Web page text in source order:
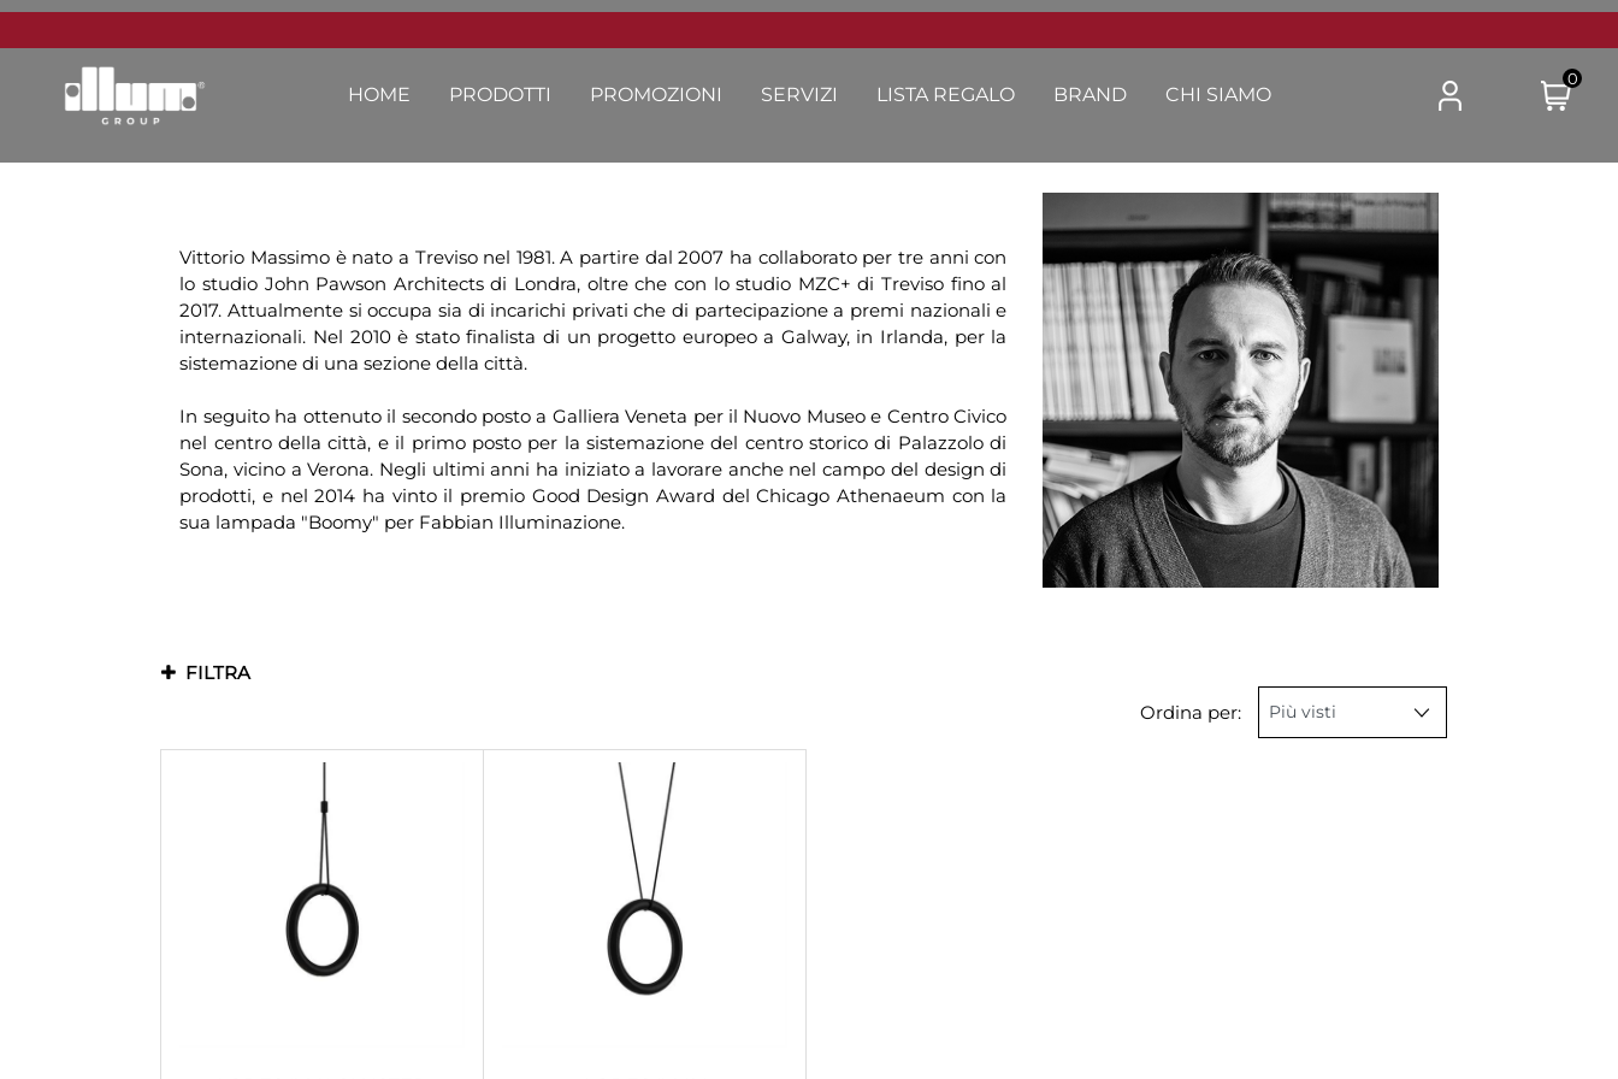
HOME PRODOTTI PROMOZIONI SERVIZI LISTA REGALO BRAND CHI SIAMO
0
Vittorio Massimo è nato a Treviso nel 1981. A partire dal 2007 ha collaborato per tre anni con
lo studio John Pawson Architects di Londra, oltre che con lo studio MZC+ di Treviso fino al
2017. Attualmente si occupa sia di incarichi privati che di partecipazione a premi nazionali e
internazionali. Nel 2010 è stato finalista di un progetto europeo a Galway, in Irlanda, per la
sistemazione di una sezione della città.
In seguito ha ottenuto il secondo posto a Galliera Veneta per il Nuovo Museo e Centro Civico
nel centro della città, e il primo posto per la sistemazione del centro storico di Palazzolo di
Sona, vicino a Verona. Negli ultimi anni ha iniziato a lavorare anche nel campo del design di
prodotti, e nel 2014 ha vinto il premio Good Design Award del Chicago Athenaeum con la
sua lampada "Boomy" per Fabbian Illuminazione.
FILTRA
Ordina per: